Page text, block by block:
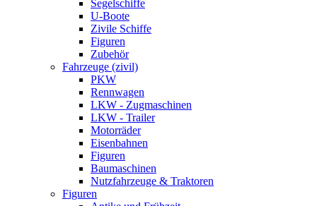
Segelschiffe
U-Boote
Zivile Schiffe
Figuren
Zubehör
Fahrzeuge (zivil)
PKW
Rennwagen
LKW - Zugmaschinen
LKW - Trailer
Motorräder
Eisenbahnen
Figuren
Baumaschinen
Nutzfahrzeuge & Traktoren
Figuren